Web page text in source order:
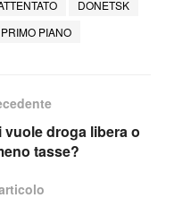
DONETSK
PRIMO PIANO
vuole droga libera o
tasse?